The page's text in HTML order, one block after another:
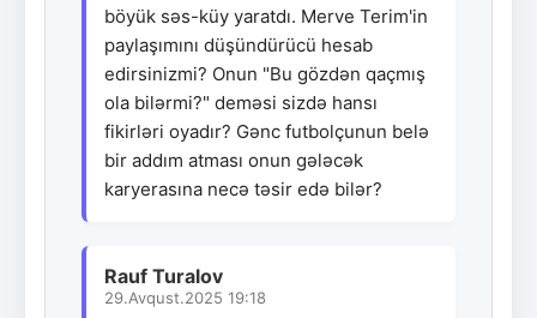
böyük səs-küy yaratdı. Merve Terim'in
paylaşımını düşündürücü hesab
edirsinizmi? Onun "Bu gözdən qaçmış
ola bilərmi?" deməsi sizdə hansı
fikirləri oyadır? Gənc futbolçunun belə
bir addım atması onun gələcək
karyerasına necə təsir edə bilər?
Rauf Turalov
29.Avqust.2025 19:18